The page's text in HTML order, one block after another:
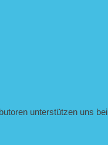
unterstützen uns bei